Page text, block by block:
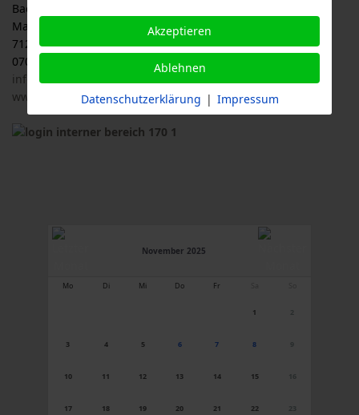
Baden-Württemberg e.V., LOGL
Malersbuckel 11
71263 Weil der Stadt
07033 / 69 23 902
info@logl-bw.de
www.logl-bw.de
November 2025
Mo Di Mi Do Fr
1 2
3 4 5 6 7 8 9
10 11 12 13 14 15 16
17 18 19 20 21 22 23
Akzeptieren
Ablehnen
Datenschutzerklärung | Impressum